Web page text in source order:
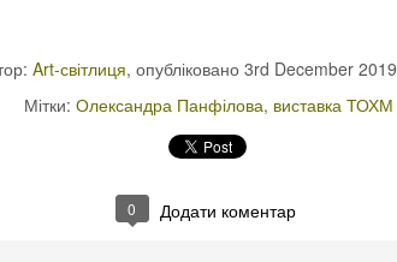
Art-світлиця, опубліковано 3rd December 2019
Мітки: Олександра Панфілова виставка ТОХМ
0 Додати коментар